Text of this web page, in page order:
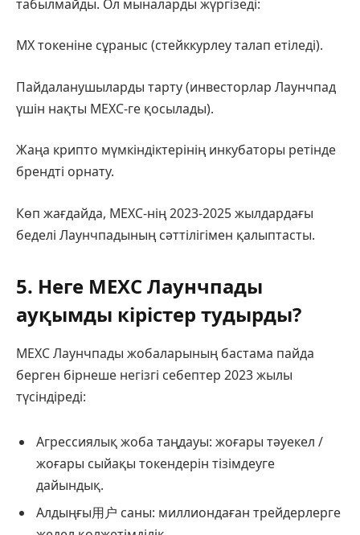
табылмайды. Ол мыналарды жүргізеді:
MX токеніне сұраныс (стейккурлеу талап етіледі).
Пайдаланушыларды тарту (инвесторлар Лаунчпад
үшін нақты MEXC-ге қосылады).
Жаңа крипто мүмкіндіктерінің инкубаторы ретінде
брендті орнату.
Көп жағдайда, MEXC-нің 2023-2025 жылдардағы
беделі Лаунчпадының сәттілігімен қалыптасты.
5. Неге MEXC Лаунчпады
ауқымды кірістер тудырды?
MEXC Лаунчпады жобаларының бастама пайда
берген бірнеше негізгі себептер 2023 жылы
түсіндіреді:
Агрессиялық жоба таңдауы: жоғары тәуекел /
жоғары сыйақы токендерін тізімдеуге
дайындық.
Алдыңғы用户 саны: миллиондаған трейдерлерге